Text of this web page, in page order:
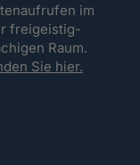
im
freigeistig-
Raum.
Sie hier.